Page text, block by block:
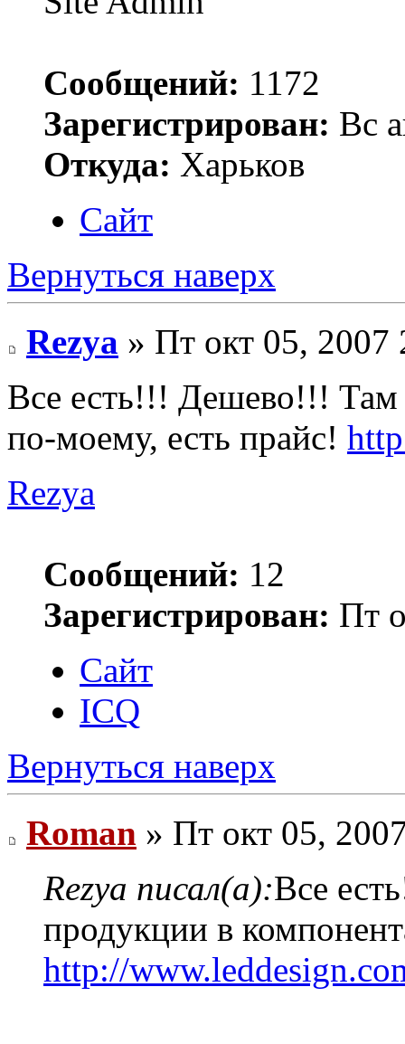
Сообщений: 1172
Зарегистрирован: Вс
Откуда: Харьков
Сайт
Вернуться наверх
Rezya » Пт окт 05, 2007
Все есть!!! Дешево!!! Там
по-моему, есть прайс!
Rezya
Сообщений: 12
Зарегистрирован: Пт
Сайт
ICQ
Вернуться наверх
Roman » Пт окт 05,
Rezya писал(а):Все
продукции в
http://